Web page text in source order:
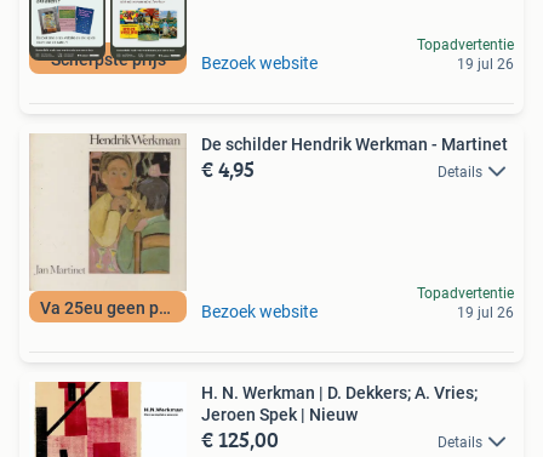
Scherpste prijs Bezoek website
Topadvertentie
19 jul 26
Va 25eu geen porto
De schilder Hendrik Werkman - Martinet
€ 4,95 Details
Bezoek website
Topadvertentie
19 jul 26
H. N. Werkman | D. Dekkers; A. Vries;
Jeroen Spek | Nieuw
€ 125,00 Details